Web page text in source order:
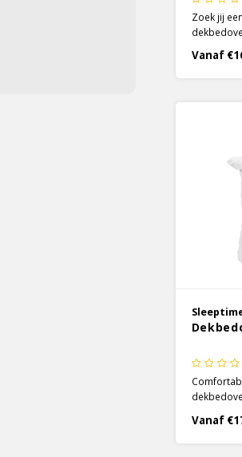
Zoek jij
toevoegt
Vanaf
voor je
weg lijkt
Vanaf